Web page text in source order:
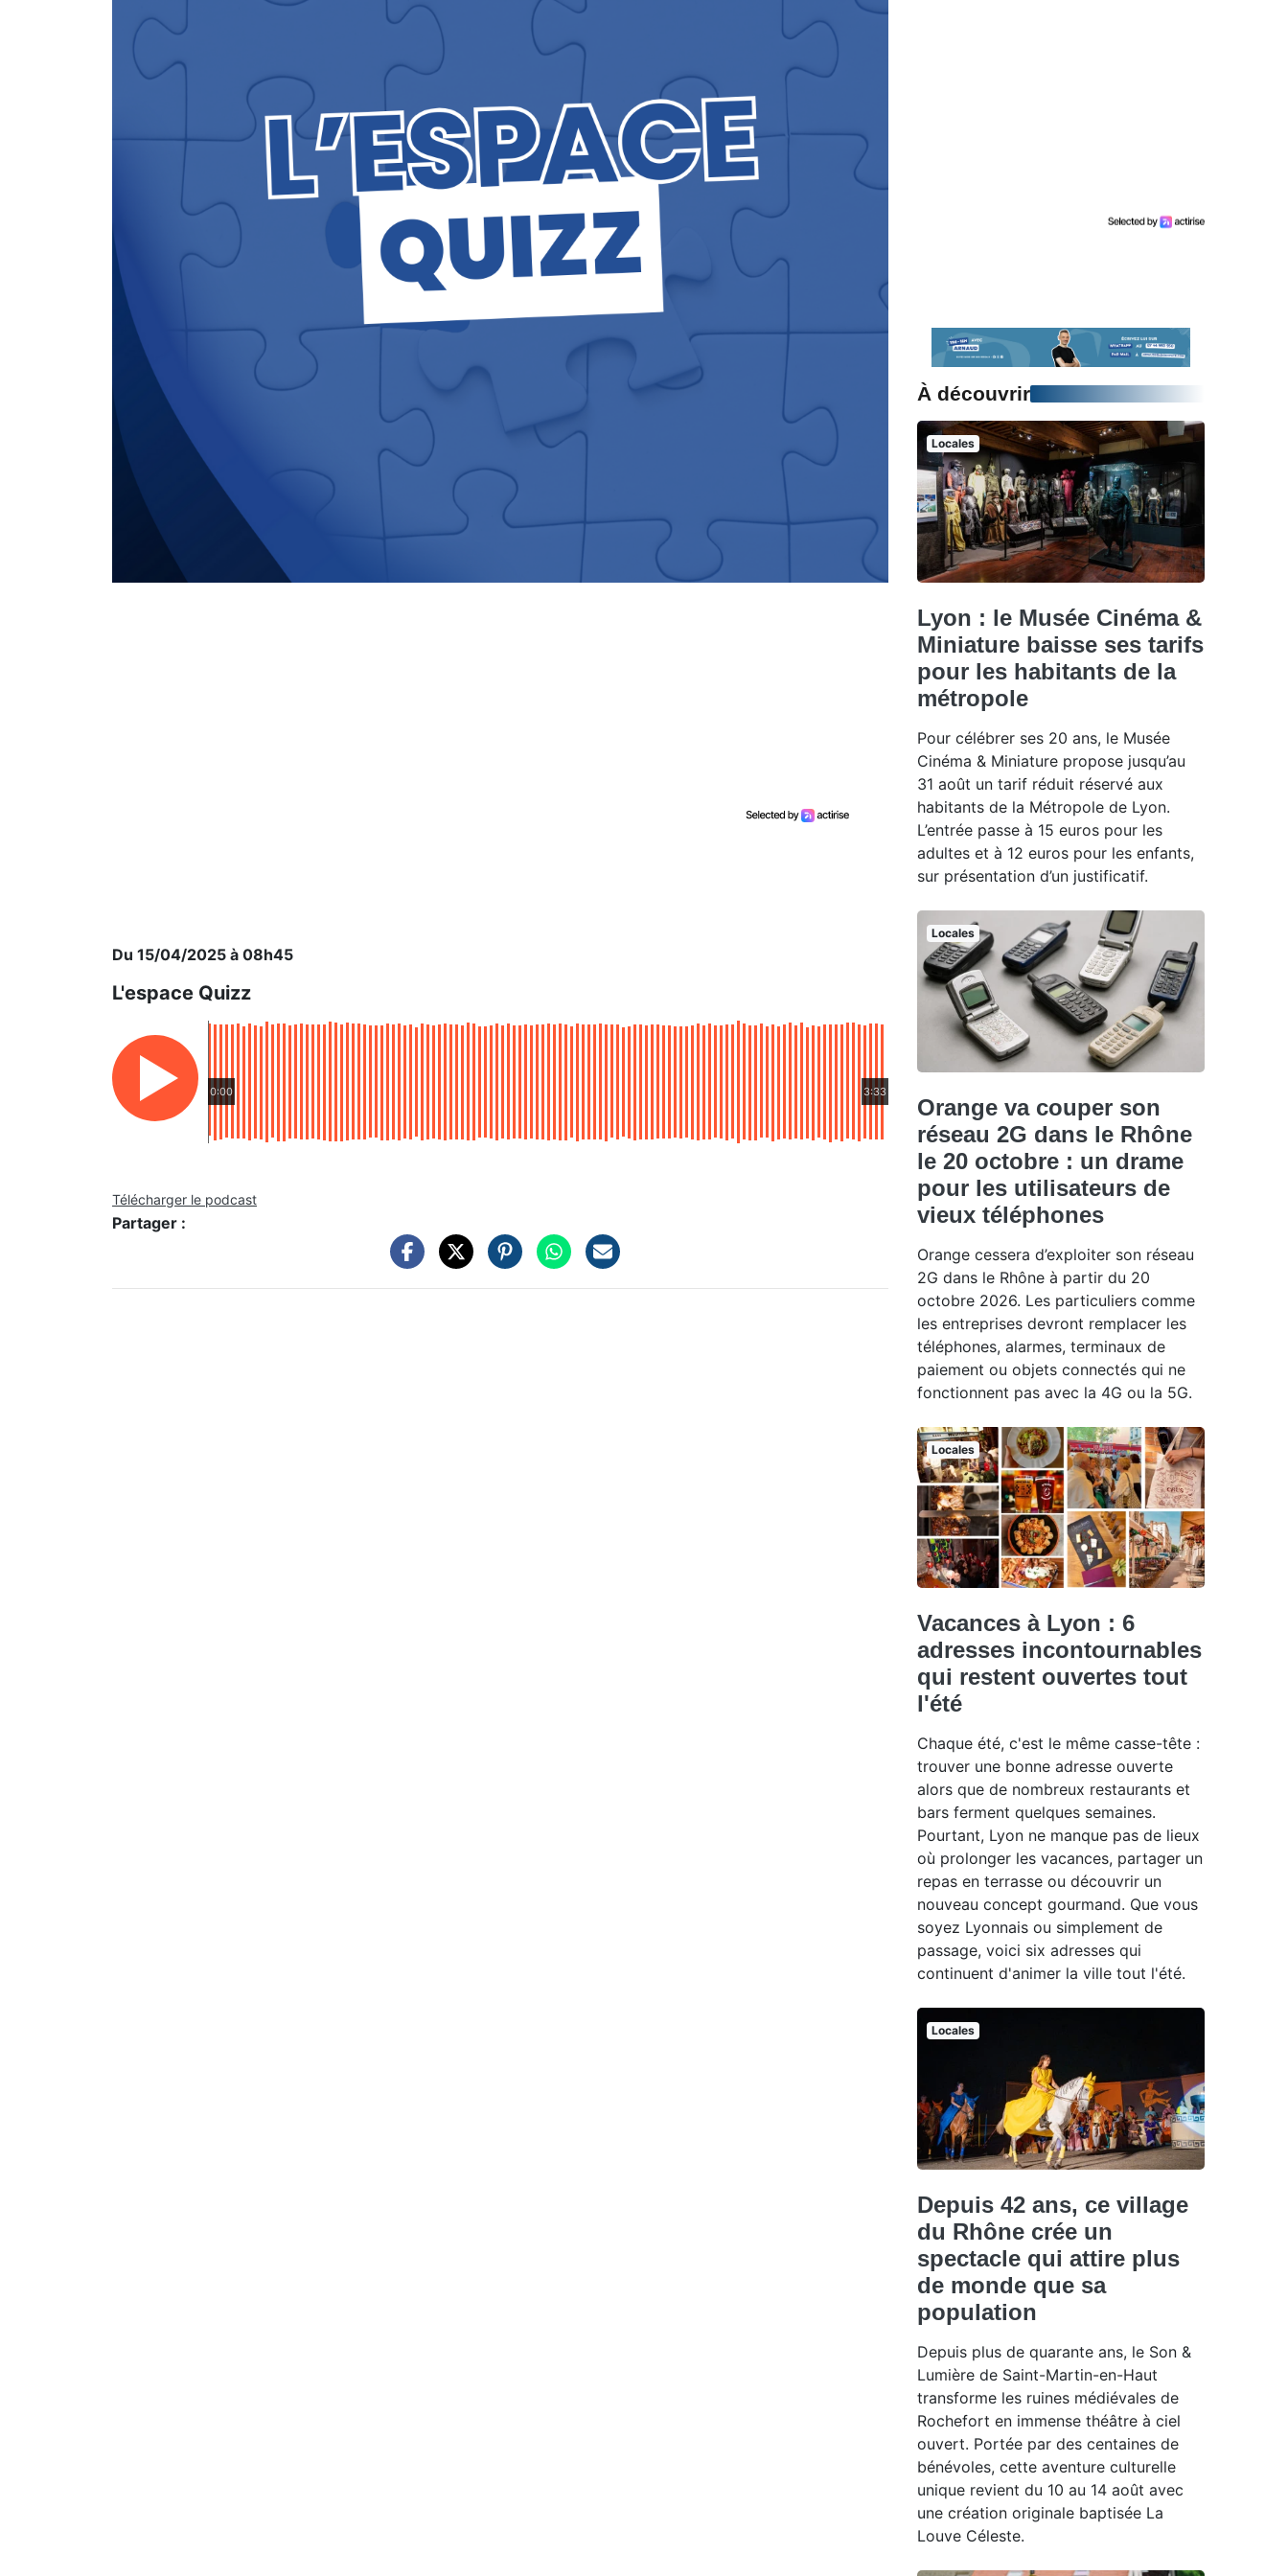
Du 15/04/2025 à 08h45
L'espace Quizz
0:00 3:33
Télécharger le podcast
Partager :
À découvrir
Locales
Lyon : le Musée Cinéma &
Miniature baisse ses tarifs
pour les habitants de la
métropole
Pour célébrer ses 20 ans, le Musée
Cinéma & Miniature propose jusqu’au
31 août un tarif réduit réservé aux
habitants de la Métropole de Lyon.
L’entrée passe à 15 euros pour les
adultes et à 12 euros pour les enfants,
sur présentation d’un justificatif.
Locales
Orange va couper son
réseau 2G dans le Rhône
le 20 octobre : un drame
pour les utilisateurs de
vieux téléphones
Orange cessera d’exploiter son réseau
2G dans le Rhône à partir du 20
octobre 2026. Les particuliers comme
les entreprises devront remplacer les
téléphones, alarmes, terminaux de
paiement ou objets connectés qui ne
fonctionnent pas avec la 4G ou la 5G.
Locales
Vacances à Lyon : 6
adresses incontournables
qui restent ouvertes tout
l'été
Chaque été, c'est le même casse-tête :
trouver une bonne adresse ouverte
alors que de nombreux restaurants et
bars ferment quelques semaines.
Pourtant, Lyon ne manque pas de lieux
où prolonger les vacances, partager un
repas en terrasse ou découvrir un
nouveau concept gourmand. Que vous
soyez Lyonnais ou simplement de
passage, voici six adresses qui
continuent d'animer la ville tout l'été.
Locales
Depuis 42 ans, ce village
du Rhône crée un
spectacle qui attire plus
de monde que sa
population
Depuis plus de quarante ans, le Son &
Lumière de Saint-Martin-en-Haut
transforme les ruines médiévales de
Rochefort en immense théâtre à ciel
ouvert. Portée par des centaines de
bénévoles, cette aventure culturelle
unique revient du 10 au 14 août avec
une création originale baptisée La
Louve Céleste.